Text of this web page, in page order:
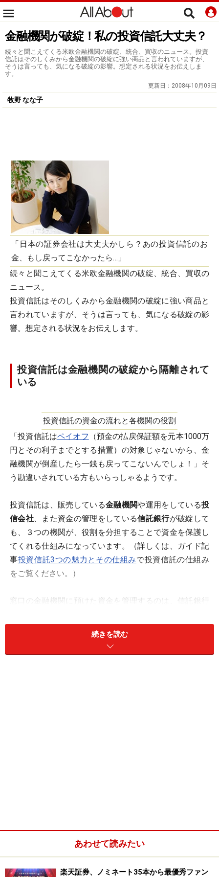
金融機関が破綻！私の投資信託大丈夫？
続々と聞こえてくる米欧金融機関の破綻、統合、買収のニュース。投資
信託はそのしくみから金融機関の破綻に強い商品と言われていますが、
そうは言っても、気になる破綻の影響。想定される状況をお伝えしま
す。
更新日： 2008年10月09日
牧野 なな子
「日本の証券会社は大丈夫かしら？あの投資信託のお
金、もし戻ってこなかったら…」
続々と聞こえてくる米欧金融機関の破綻、統合、買収の
ニュース。
投資信託はそのしくみから金融機関の破綻に強い商品と
言われていますが、そうは言っても、気になる破綻の影
響。想定される状況をお伝えします。
投資信託は金融機関の破綻から隔離されて
いる
投資信託の資金の流れと各機関の役割
「投資信託はペイオフ （預金の払戻保証額を元本1000万
円とその利子までとする措置）の対象じゃないから、金
融機関が倒産したら一銭も戻ってこないんでしょ！」そ
う勘違いされている方もいらっしゃるようです。
投資信託は、販売している金融機関や運用をしている投
信会社、また資金の管理をしている信託銀行が破綻して
も、３つの機関が、役割を分担することで資金を保護し
てくれる仕組みになっています。（詳しくは、ガイド記
事投資信託3つの魅力とその仕組みで投資信託の仕組み
をご覧ください。）
窓口の金融機関に預けた資金を管理するのは、信託銀行
買していますが、投資家から預けられたお金は
銀行の自己資産とは別の勘定で運用・管理することが法
本記事の内容は一般的な情報提供を目的としており、特定の金融
商品や投資行動を推奨するものではありません。
投資や資産運用に関する最終的なご判断はご自身の責任において
行ってください。
掲載情報の正確性・完全性については十分に配慮しております
続きを読む
あわせて読みたい
楽天証券、ノミネート35本から最優秀ファン